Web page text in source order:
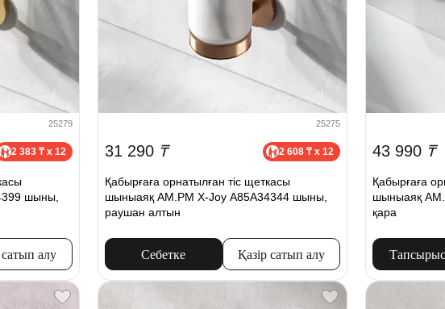
25279
2 383 ₸ x 12
шыны,
сатып алу
25275
31 290 ₸ 2 608 ₸ x 12
Қабырғаға орнатылған тіс щеткасы
шыныаяқ AM.PM X-Joy A85A34344 шыны,
раушан алтын
Себетке Қазір сатып алу
43 990 ₸
Қабырғаға
шыныаяқ
қара